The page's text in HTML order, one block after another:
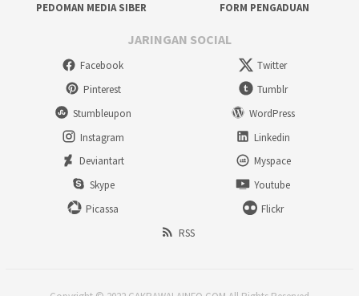
PEDOMAN MEDIA SIBER
FORM PENGADUAN
JARINGAN SOCIAL
Facebook
Twitter
Pinterest
Tumblr
Stumbleupon
WordPress
Instagram
Linkedin
Deviantart
Myspace
Skype
Youtube
Picassa
Flickr
RSS